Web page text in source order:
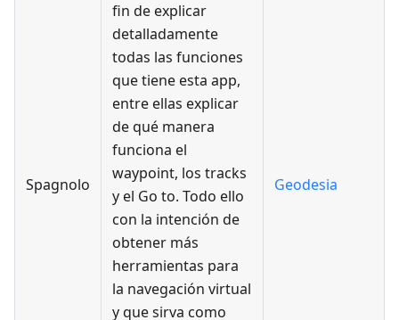
Spagnolo
fin de explicar
detalladamente
todas las funciones
que tiene esta app,
entre ellas explicar
de qué manera
funciona el
waypoint, los tracks
y el Go to. Todo ello
con la intención de
obtener más
herramientas para
la navegación virtual
y que sirva como
Geodesia